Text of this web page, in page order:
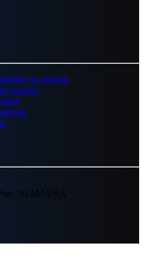
sa maison
maison
NEMAUSA